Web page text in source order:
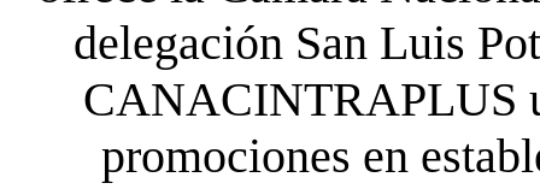
delegación San Luis
CANACINTRAPLUS
promociones en